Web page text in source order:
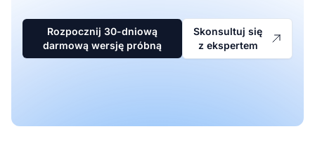
Rozpocznij 30-dniową
darmową wersję próbną
Skonsultuj się
z ekspertem